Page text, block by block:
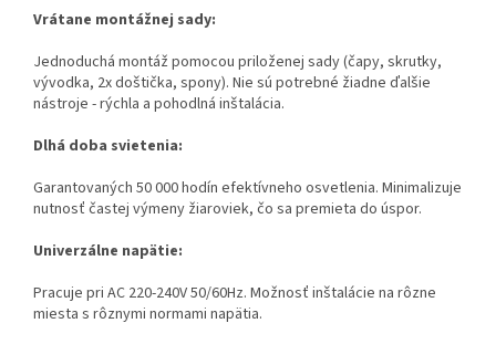
Vrátane montážnej sady:
Jednoduchá montáž pomocou priloženej sady (čapy, skrutky,
vývodka, 2x doštička, spony). Nie sú potrebné žiadne ďalšie
nástroje - rýchla a pohodlná inštalácia.
Dlhá doba svietenia:
Garantovaných 50 000 hodín efektívneho osvetlenia. Minimalizuje
nutnosť častej výmeny žiaroviek, čo sa premieta do úspor.
Univerzálne napätie:
Pracuje pri AC 220-240V 50/60Hz. Možnosť inštalácie na rôzne
miesta s rôznymi normami napätia.